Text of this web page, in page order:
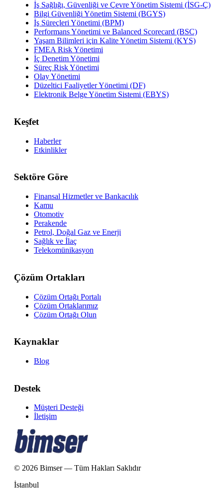
İş Sağlığı, Güvenliği ve Çevre Yönetim Sistemi (İSG-Ç)
Bilgi Güvenliği Yönetim Sistemi (BGYS)
İş Süreçleri Yönetimi (BPM)
Performans Yönetimi ve Balanced Scorecard (BSC)
Yaşam Bilimleri için Kalite Yönetim Sistemi (KYS)
FMEA Risk Yönetimi
İç Denetim Yönetimi
Süreç Risk Yönetimi
Olay Yönetimi
Düzeltici Faaliyetler Yönetimi (DF)
Elektronik Belge Yönetim Sistemi (EBYS)
Keşfet
Haberler
Etkinlikler
Sektöre Göre
Finansal Hizmetler ve Bankacılık
Kamu
Otomotiv
Perakende
Petrol, Doğal Gaz ve Enerji
Sağlık ve İlaç
Telekomünikasyon
Çözüm Ortakları
Çözüm Ortağı Portalı
Çözüm Ortaklarımız
Çözüm Ortağı Olun
Kaynaklar
Blog
Destek
Müşteri Desteği
İletişim
© 2026 Bimser — Tüm Hakları Saklıdır
İstanbul